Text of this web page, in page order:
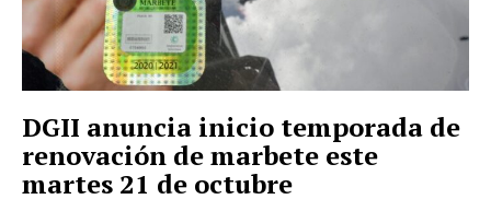
DGII anuncia inicio temporada de
renovación de marbete este
martes 21 de octubre